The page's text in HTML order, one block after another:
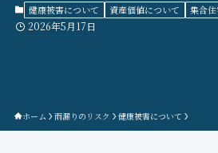
健康被害について 資産価値について 集合
2026年5月17日
ホーム 雨漏りのリスク 健康被害について